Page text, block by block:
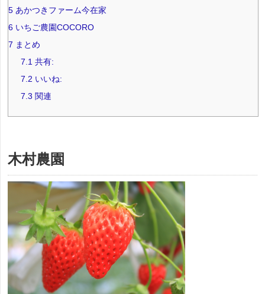
5 あかつきファーム今在家
6 いちご農園COCORO
7 まとめ
7.1 共有:
7.2 いいね:
7.3 関連
木村農園